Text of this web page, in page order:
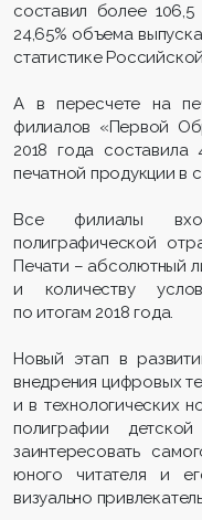
составил более 106,5
24,65% объема
статистике
А в пересчете на
филиалов «Первой
2018 года
печатной продукции в
Все филиалы
полиграфической
Печати – абсолютный
и количеству
по итогам 2018 года.
Новый этап в
внедрения цифровых
и в технологических
полиграфии
заинтересовать
юного читателя и
визуально